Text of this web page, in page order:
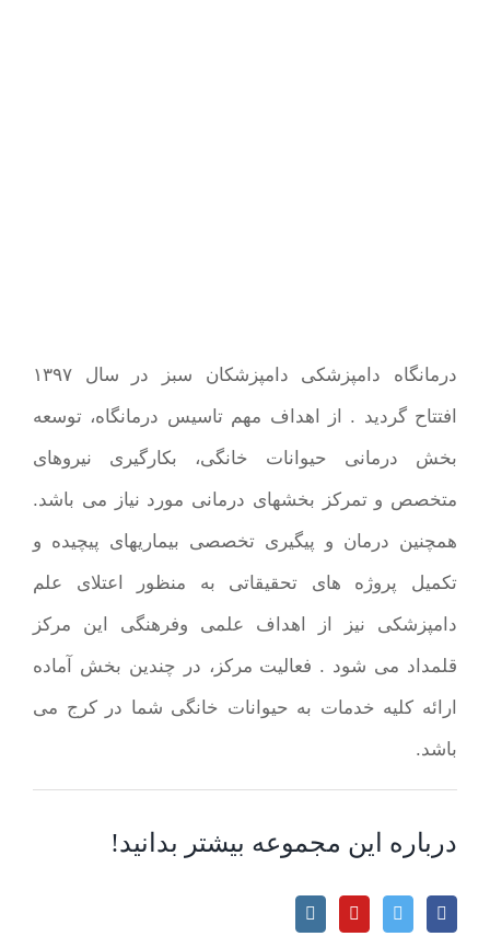
درمانگاه دامپزشکی دامپزشکان سبز در سال ۱۳۹۷
افتتاح گردید . از اهداف مهم تاسیس درمانگاه، توسعه
بخش درمانی حیوانات خانگی، بکارگیری نیروهای
متخصص و تمرکز بخشهای درمانی مورد نیاز می باشد.
همچنین درمان و پیگیری تخصصی بیماریهای پیچیده و
تکمیل پروژه های تحقیقاتی به منظور اعتلای علم
دامپزشکی نیز از اهداف علمی وفرهنگی این مرکز
قلمداد می شود . فعالیت مرکز، در چندین بخش آماده
ارائه کلیه خدمات به حیوانات خانگی شما در کرج می
باشد.
درباره این مجموعه بیشتر بدانید!